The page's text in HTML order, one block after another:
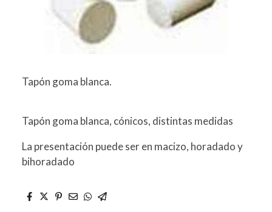
Tapón goma blanca.
Tapón goma blanca, cónicos, distintas medidas
La presentación puede ser en macizo, horadado y
bihoradado